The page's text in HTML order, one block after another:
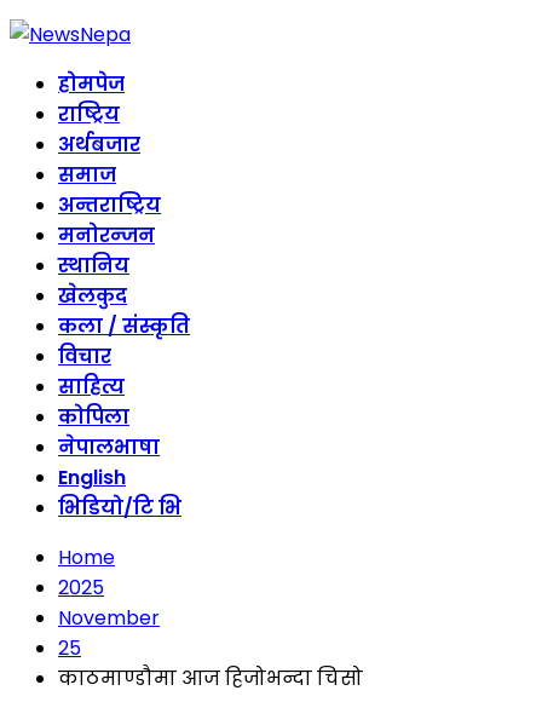
होमपेज
राष्ट्रिय
अर्थबजार
समाज
अन्तराष्ट्रिय
मनोरन्जन
स्थानिय
खेलकुद
कला / संस्कृति
विचार
साहित्य
कोपिला
नेपालभाषा
English
भिडियो/टि भि
Home
2025
November
25
काठमाण्डौमा आज हिजोभन्दा चिसो